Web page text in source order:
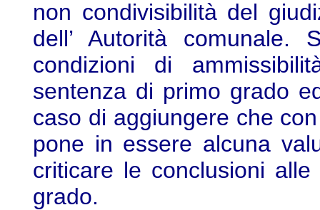
non condivisibilità del
dell’ Autorità
condizioni di
sentenza di primo grado
caso di aggiungere che
pone in essere alcuna
criticare le conclusioni
grado.